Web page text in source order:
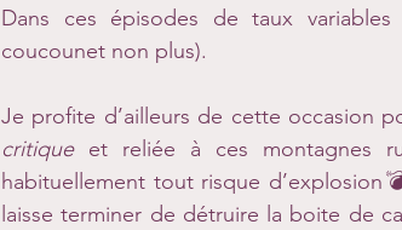
Dans ces épisodes de taux
coucounet non plus).
critique et reliée à ces montagnes
habituellement tout risque
laisse terminer de détruire la boite de